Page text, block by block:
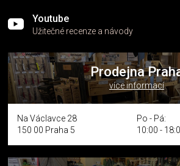
Youtube
Užitečné recenze a návody
Prodejna
více informací
Na Václavce 28
150 00 Praha 5
Po - Pá:
10:00 -